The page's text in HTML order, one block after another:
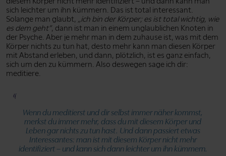
sich leichter um ihn kümmern. Das ist total interessant.
Solange man glaubt, „ich bin der Körper; es ist total wichtig, wie
es dem geht”, dann ist man in einem unglaublichen Knoten in
der Psyche. Aber je mehr man in dem zuhause ist, was mit dem
Körper nichts zu tun hat, desto mehr kann man diesen Körper
mit Abstand erleben, und dann, plötzlich, ist es ganz einfach,
sich um den zu kümmern. Also deswegen sage ich dir:
meditiere.
Wenn du meditierst und dir selbst immer näher kommst,
merkst du immer mehr, dass du mit diesem Körper und
Leben gar nichts zu tun hast. Und dann passiert etwas
Interessantes: man ist mit diesem Körper nicht mehr
identifiziert – und kann sich dann leichter um ihn kümmern.